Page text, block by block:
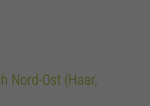
Nord-Ost (Haar,